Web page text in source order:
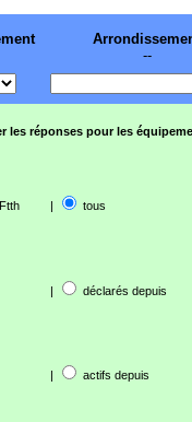
--
les réponses pour les
| tous
| déclarés depuis
| actifs depuis